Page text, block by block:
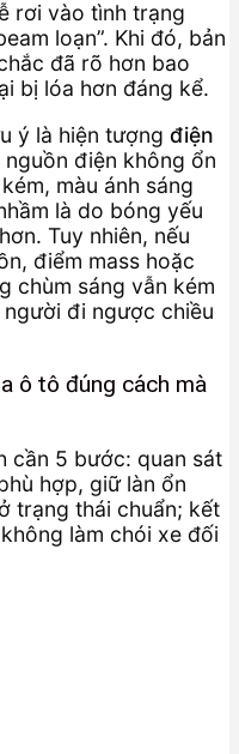
rơi vào tình trạng
loạn”. Khi đó, bản
đã rõ hơn bao
bị lóa hơn đáng kể.
ý là hiện tượng điện
nguồn điện không ổn
màu ánh sáng
là do bóng yếu
Tuy nhiên, nếu
điểm mass hoặc
chùm sáng vẫn kém
đi ngược chiều
ô tô đúng cách mà
cần 5 bước: quan sát
hợp, giữ làn ổn
trạng thái chuẩn; kết
làm chói xe đối